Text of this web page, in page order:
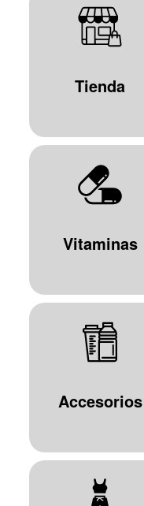
Tienda
Vitaminas
Accesorios